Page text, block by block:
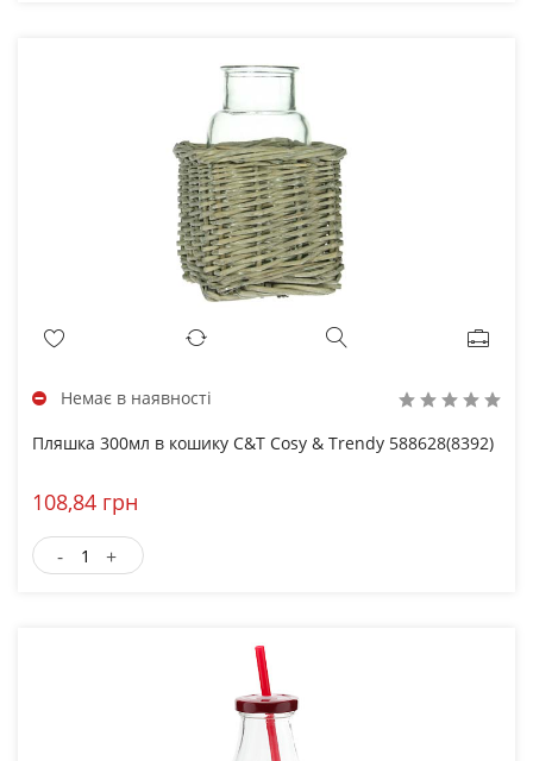
Немає в наявності
Пляшка 300мл в кошику C&T Cosy & Trendy 588628(8392)
108,84 грн
- +